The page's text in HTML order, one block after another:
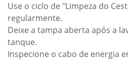
Use o ciclo de "Limpeza do
regularmente.
Deixe a tampa aberta após a
tanque.
Inspecione o cabo de energia